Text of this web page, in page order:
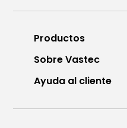
Productos
Sobre Vastec
Ayuda al cliente